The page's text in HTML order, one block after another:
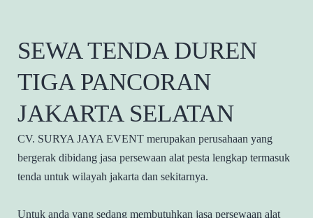
SEWA TENDA DUREN
TIGA PANCORAN
JAKARTA SELATAN
CV. SURYA JAYA EVENT merupakan perusahaan yang
bergerak dibidang jasa persewaan alat pesta lengkap termasuk
tenda untuk wilayah jakarta dan sekitarnya.
Untuk anda yang sedang membutuhkan jasa persewaan alat